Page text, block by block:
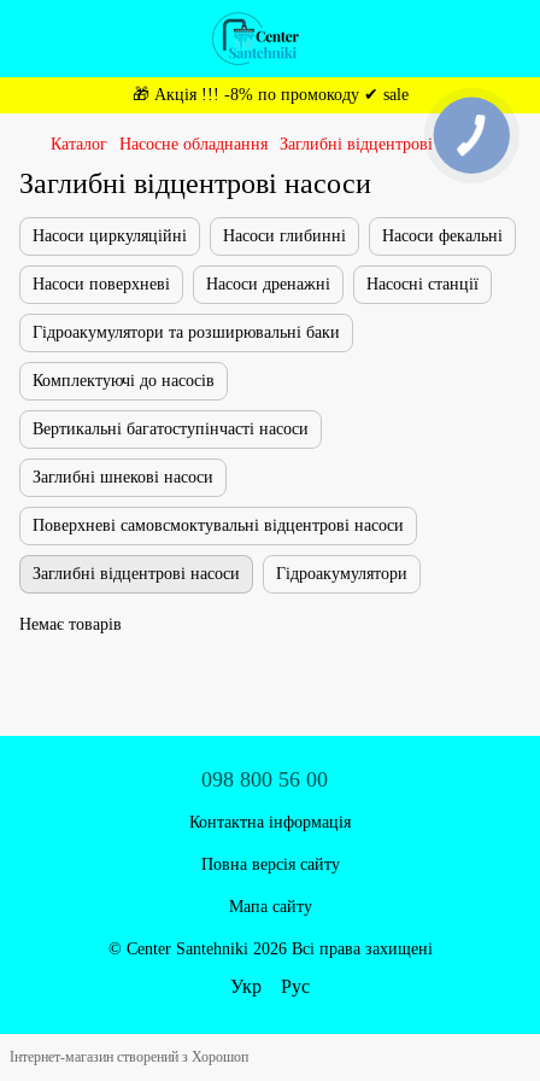
🎁 Акція !!! -8% по промокоду ✔ sale
Каталог Насосне обладнання Заглибні відцентрові насоси
Заглибні відцентрові насоси
Насоси циркуляційні Насоси глибинні Насоси фекальні
Насоси поверхневі Насоси дренажні Насосні станції
Гідроакумулятори та розширювальні баки
Комплектуючі до насосів
Вертикальні багатоступінчасті насоси
Заглибні шнекові насоси
Поверхневі самовсмоктувальні відцентрові насоси
Заглибні відцентрові насоси Гідроакумулятори
Немає товарів
098 800 56 00
Контактна інформація
Повна версія сайту
Мапа сайту
© Centеr Santehniki 2026 Всі права захищені
Укр Рус
Інтернет-магазин створений з Хорошоп